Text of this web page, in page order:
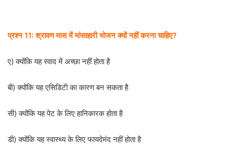
प्रश्न 11: श्रावण मास में मांसाहारी भोजन क्यों नहीं करना चाहिए?
ए) क्योंकि यह स्वाद में अच्छा नहीं होता है
बी) क्योंकि यह एसिडिटी का कारण बन सकता है
सी) क्योंकि यह पेट के लिए हानिकारक होता है
डी) क्योंकि यह स्वास्थ्य के लिए फायदेमंद नहीं होता है